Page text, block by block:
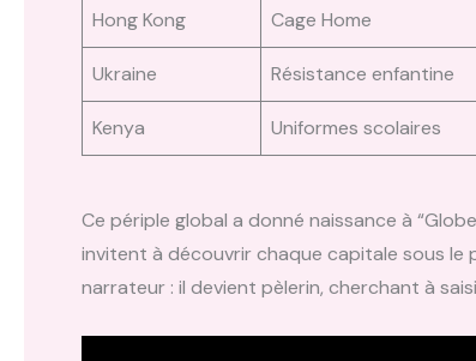
Hong Kong Cage Home
Ukraine Résistance enfantine
Kenya Uniformes scolaires
Ce périple global a donné naissance à
invitent à découvrir chaque capitale sous le
narrateur : il devient pèlerin, cherchant à